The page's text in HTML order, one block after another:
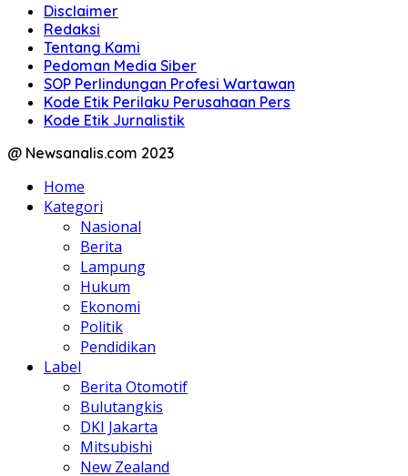
Disclaimer
Redaksi
Tentang Kami
Pedoman Media Siber
SOP Perlindungan Profesi Wartawan
Kode Etik Perilaku Perusahaan Pers
Kode Etik Jurnalistik
@ Newsanalis.com 2023
Home
Kategori
Nasional
Berita
Lampung
Hukum
Ekonomi
Politik
Pendidikan
Label
Berita Otomotif
Bulutangkis
DKI Jakarta
Mitsubishi
New Zealand